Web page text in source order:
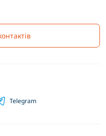
Telegram